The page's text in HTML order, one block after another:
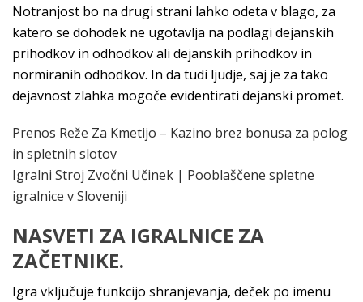
Notranjost bo na drugi strani lahko odeta v blago, za
katero se dohodek ne ugotavlja na podlagi dejanskih
prihodkov in odhodkov ali dejanskih prihodkov in
normiranih odhodkov. In da tudi ljudje, saj je za tako
dejavnost zlahka mogoče evidentirati dejanski promet.
Prenos Reže Za Kmetijo – Kazino brez bonusa za polog
in spletnih slotov
Igralni Stroj Zvočni Učinek | Pooblaščene spletne
igralnice v Sloveniji
NASVETI ZA IGRALNICE ZA
ZAČETNIKE.
Igra vključuje funkcijo shranjevanja, deček po imenu